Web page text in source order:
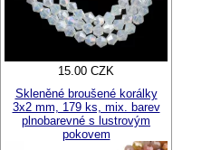
15.00 CZK
Skleněné broušené korálky
3x2 mm, 179 ks, mix. barev
plnobarevné s lustrovým
pokovem